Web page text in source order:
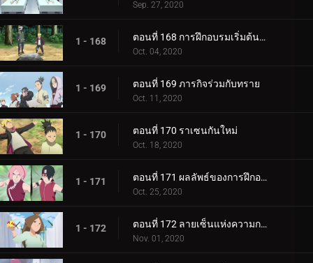
Sep. 27, 2020
1 - 168 ตอนที่ 168 การฝึกอบรมเริ่มต้นขึ้น!
Oct. 04, 2020
1 - 169 ตอนที่ 169 ภารกิจร่วมกับทราย
Oct. 11, 2020
1 - 170 ตอนที่ 170 ราเซนกันใหม่
Oct. 18, 2020
1 - 171 ตอนที่ 171 ผลลัพธ์ของการฝึกอบรม
Oct. 25, 2020
1 - 172 ตอนที่ 172 ลายเซ็นแห่งความกลัว
Nov. 01, 2020